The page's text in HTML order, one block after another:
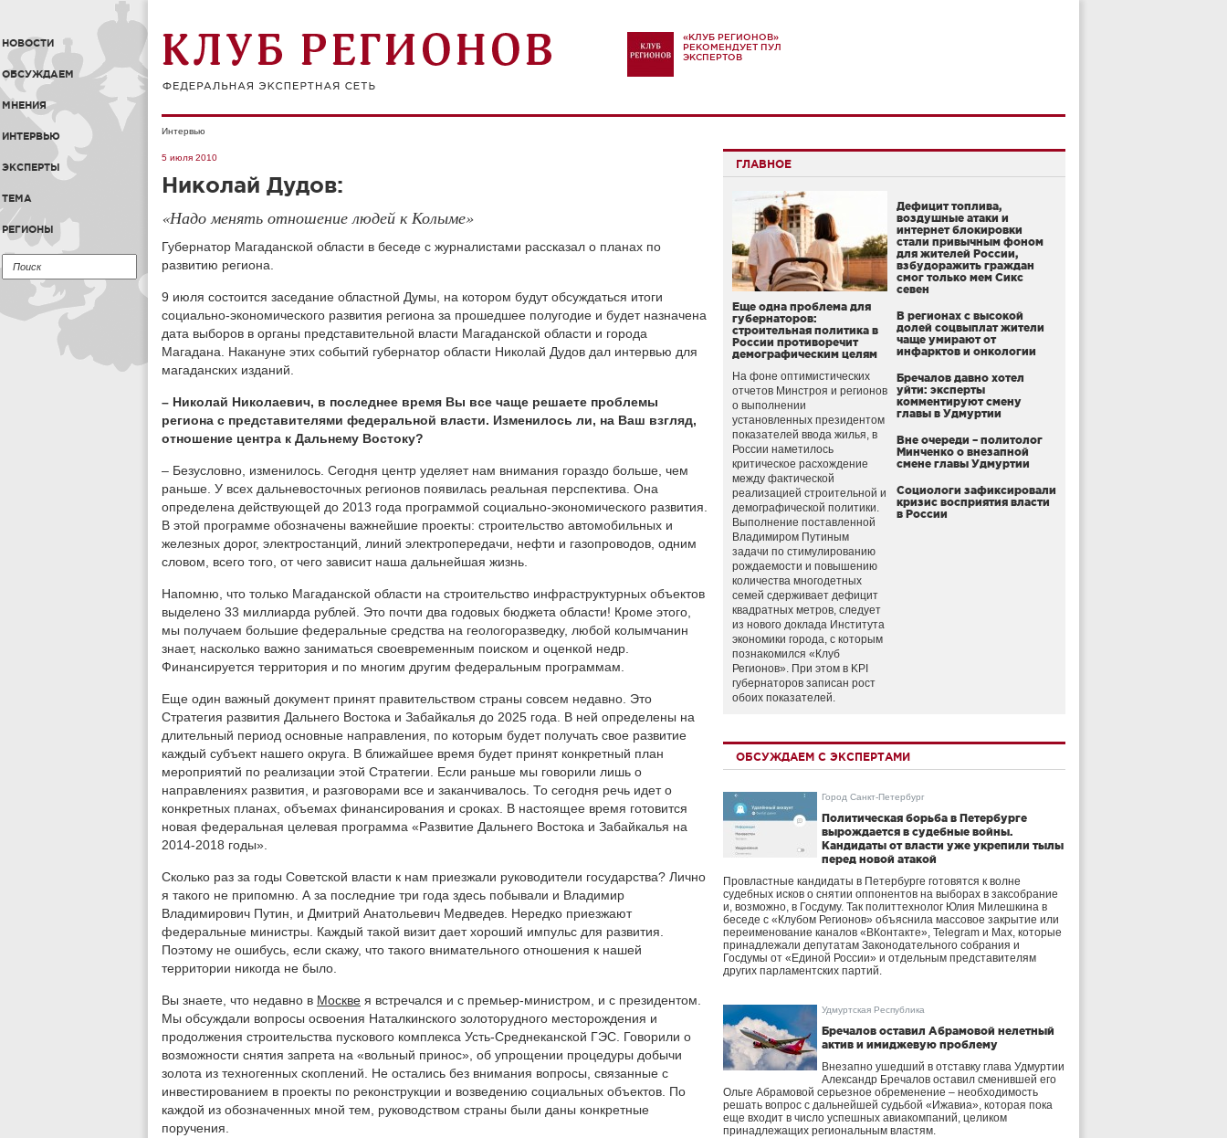
НОВОСТИ
ОБСУЖДАЕМ
МНЕНИЯ
ИНТЕРВЬЮ
ЭКСПЕРТЫ
ТЕМА
РЕГИОНЫ
«КЛУБ РЕГИОНОВ»
РЕКОМЕНДУЕТ ПУЛ
ЭКСПЕРТОВ
Интервью
5 июля 2010
Николай Дудов:
«Надо менять отношение людей к Колыме»
Губернатор Магаданской области в беседе с журналистами рассказал о планах по
развитию региона.
9 июля состоится заседание областной Думы, на котором будут обсуждаться итоги
социально-экономического развития региона за прошедшее полугодие и будет назначена
дата выборов в органы представительной власти Магаданской области и города
Магадана. Накануне этих событий губернатор области Николай Дудов дал интервью для
магаданских изданий.
– Николай Николаевич, в последнее время Вы все чаще решаете проблемы
региона с представителями федеральной власти. Изменилось ли, на Ваш взгляд,
отношение центра к Дальнему Востоку?
– Безусловно, изменилось. Сегодня центр уделяет нам внимания гораздо больше, чем
раньше. У всех дальневосточных регионов появилась реальная перспектива. Она
определена действующей до 2013 года программой социально-экономического развития.
В этой программе обозначены важнейшие проекты: строительство автомобильных и
железных дорог, электростанций, линий электропередачи, нефти и газопроводов, одним
словом, всего того, от чего зависит наша дальнейшая жизнь.
Напомню, что только Магаданской области на строительство инфраструктурных объектов
выделено 33 миллиарда рублей. Это почти два годовых бюджета области! Кроме этого,
мы получаем большие федеральные средства на геологоразведку, любой колымчанин
знает, насколько важно заниматься своевременным поиском и оценкой недр.
Финансируется территория и по многим другим федеральным программам.
Еще один важный документ принят правительством страны совсем недавно. Это
Стратегия развития Дальнего Востока и Забайкалья до 2025 года. В ней определены на
длительный период основные направления, по которым будет получать свое развитие
каждый субъект нашего округа. В ближайшее время будет принят конкретный план
мероприятий по реализации этой Стратегии. Если раньше мы говорили лишь о
направлениях развития, и разговорами все и заканчивалось. То сегодня речь идет о
конкретных планах, объемах финансирования и сроках. В настоящее время готовится
новая федеральная целевая программа «Развитие Дальнего Востока и Забайкалья на
2014-2018 годы».
Сколько раз за годы Советской власти к нам приезжали руководители государства? Лично
я такого не припомню. А за последние три года здесь побывали и Владимир
Владимирович Путин, и Дмитрий Анатольевич Медведев. Нередко приезжают
федеральные министры. Каждый такой визит дает хороший импульс для развития.
Поэтому не ошибусь, если скажу, что такого внимательного отношения к нашей
территории никогда не было.
Вы знаете, что недавно в Москве я встречался и с премьер-министром, и с президентом.
Мы обсуждали вопросы освоения Наталкинского золоторудного месторождения и
продолжения строительства пускового комплекса Усть-Среднеканской ГЭС. Говорили о
возможности снятия запрета на «вольный принос», об упрощении процедуры добычи
золота из техногенных скоплений. Не остались без внимания вопросы, связанные с
инвестированием в проекты по реконструкции и возведению социальных объектов. По
каждой из обозначенных мной тем, руководством страны были даны конкретные
поручения.
ГЛАВНОЕ
Еще одна проблема для
губернаторов:
строительная политика в
России противоречит
демографическим целям
На фоне оптимистических
отчетов Минстроя и регионов
о выполнении
установленных президентом
показателей ввода жилья, в
России наметилось
критическое расхождение
между фактической
реализацией строительной и
демографической политики.
Выполнение поставленной
Владимиром Путиным
задачи по стимулированию
рождаемости и повышению
количества многодетных
семей сдерживает дефицит
квадратных метров, следует
из нового доклада Института
экономики города, с которым
познакомился «Клуб
Регионов». При этом в KPI
губернаторов записан рост
обоих показателей.
Дефицит топлива,
воздушные атаки и
интернет блокировки
стали привычным фоном
для жителей России,
взбудоражить граждан
смог только мем Сикс
севен
В регионах с высокой
долей соцвыплат жители
чаще умирают от
инфарктов и онкологии
Бречалов давно хотел
уйти: эксперты
комментируют смену
главы в Удмуртии
Вне очереди – политолог
Минченко о внезапной
смене главы Удмуртии
Социологи зафиксировали
кризис восприятия власти
в России
ОБСУЖДАЕМ С ЭКСПЕРТАМИ
Город Санкт-Петербург
Политическая борьба в Петербурге
вырождается в судебные войны.
Кандидаты от власти уже укрепили тылы
перед новой атакой
Провластные кандидаты в Петербурге готовятся к волне
судебных исков о снятии оппонентов на выборах в заксобрание
и, возможно, в Госдуму. Так политтехнолог Юлия Милешкина в
беседе с «Клубом Регионов» объяснила массовое закрытие или
переименование каналов «ВКонтакте», Telegram и Max, которые
принадлежали депутатам Законодательного собрания и
Госдумы от «Единой России» и отдельным представителям
других парламентских партий.
Удмуртская Республика
Бречалов оставил Абрамовой нелетный
актив и имиджевую проблему
Внезапно ушедший в отставку глава Удмуртии
Александр Бречалов оставил сменившей его
Ольге Абрамовой серьезное обременение – необходимость
решать вопрос с дальнейшей судьбой «Ижавиа», которая пока
еще входит в число успешных авиакомпаний, целиком
принадлежащих региональным властям.